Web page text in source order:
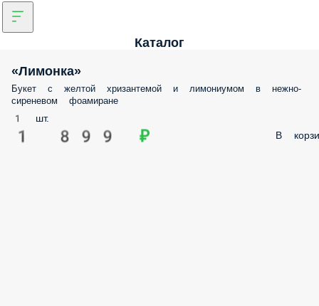
Каталог
«Лимонка»
Букет с желтой хризантемой и лимониумом в нежно-
сиреневом фоамиране
1 шт.
1 899 ₽ В